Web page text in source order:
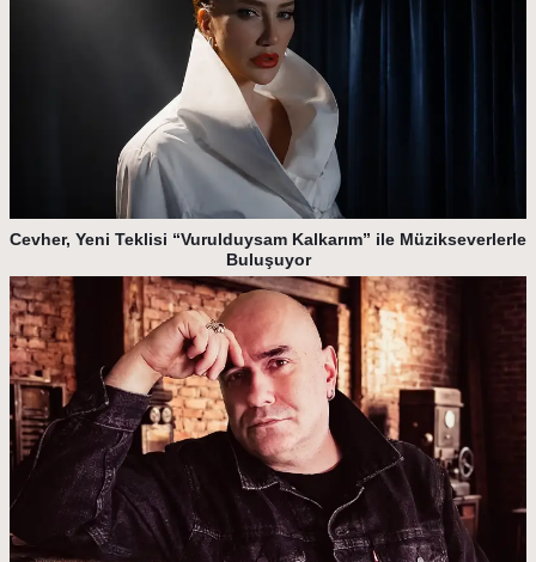
Cevher, Yeni Teklisi “Vurulduysam Kalkarım” ile Müzikseverlerle
Buluşuyor